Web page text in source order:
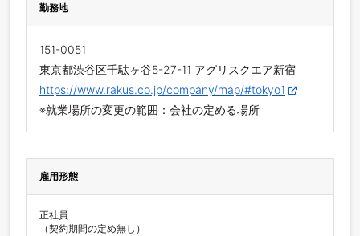
勤務地
151-0051
東京都渋谷区千駄ヶ谷5-27-11 アグリスクエア新宿
https://www.rakus.co.jp/company/map/#tokyo1
※就業場所の変更の範囲：会社の定める場所
雇用形態
正社員
（契約期間の定め無し）